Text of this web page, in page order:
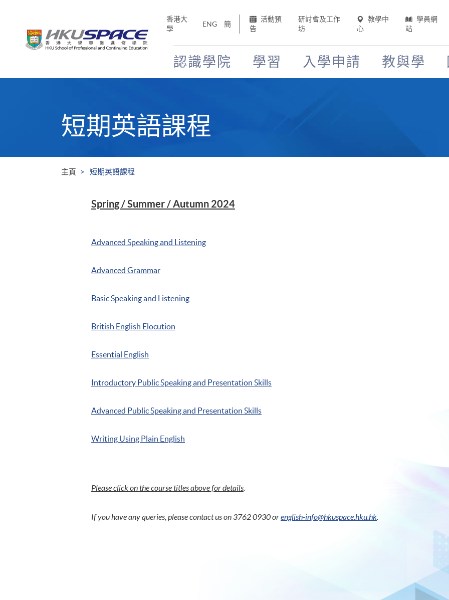
香港大
學
ENG 簡
活動預
告
研討會及工作
坊
教學中
心
學員網
站
認識學院 學習 入學申請 教與學
短期英語課程
主頁 短期英語課程
Spring / Summer / Autumn 2024
Advanced Speaking and Listening
Advanced Grammar
Basic Speaking and Listening
British English Elocution
Essential English
Introductory Public Speaking and Presentation Skills
Advanced Public Speaking and Presentation Skills
Writing Using Plain English
Please click on the course titles above for details.
If you have any queries, please contact us on 3762 0930 orenglish-info@hkuspace.hku.hk.